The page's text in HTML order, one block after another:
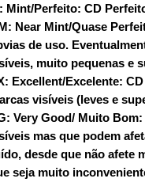
Mint/Perfeito: CD
Near Mint/Quase
de uso.
muito pequenas e
Excellent/Excelente:
visíveis (leves e
Very Good/ Muito
mas que podem
desde que não afete
seja muito